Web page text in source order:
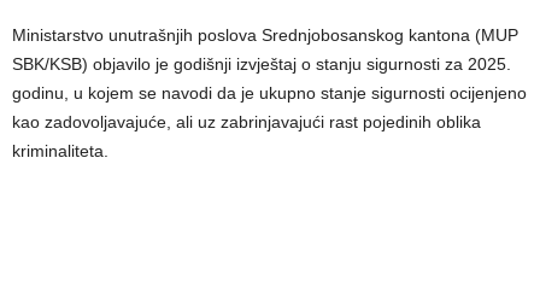
Ministarstvo unutrašnjih poslova Srednjobosanskog kantona (MUP
SBK/KSB) objavilo je godišnji izvještaj o stanju sigurnosti za 2025.
godinu, u kojem se navodi da je ukupno stanje sigurnosti ocijenjeno
kao zadovoljavajuće, ali uz zabrinjavajući rast pojedinih oblika
kriminaliteta.